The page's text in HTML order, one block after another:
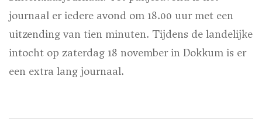
journaal er iedere avond om 18.00 uur met een
uitzending van tien minuten. Tijdens de landelijke
intocht op zaterdag 18 november in Dokkum is er
een extra lang journaal.